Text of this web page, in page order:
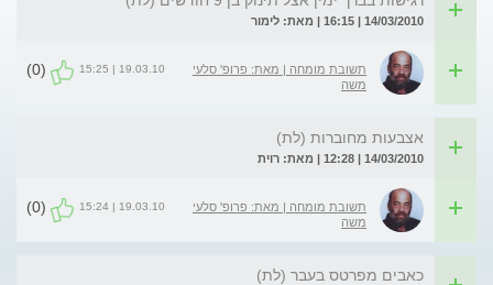
14/03/2010 | 16:15 | מאת: לימור
תשובת מומחה | מאת: פרופ' סלעי
משה
19.03.10 | 15:25
(0)
אצבעות מחוברות (לת)
14/03/2010 | 12:28 | מאת: רוית
תשובת מומחה | מאת: פרופ' סלעי
משה
19.03.10 | 15:24
(0)
כאבים מפרטס בעבר (לת)